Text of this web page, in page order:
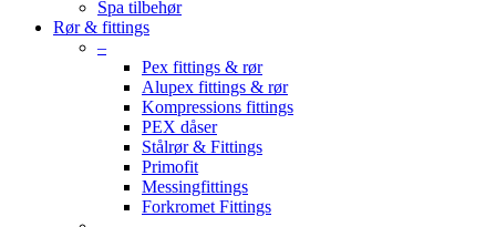
Spa tilbehør
Rør & fittings
–
Pex fittings & rør
Alupex fittings & rør
Kompressions fittings
PEX dåser
Stålrør & Fittings
Primofit
Messingfittings
Forkromet Fittings